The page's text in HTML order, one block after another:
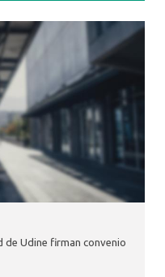
de Udine firman convenio